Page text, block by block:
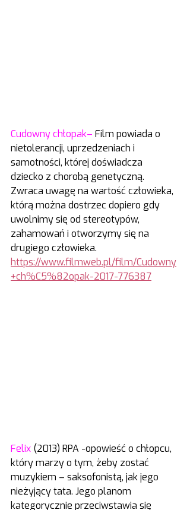
Cudowny chłopak– Film powiada o
nietolerancji, uprzedzeniach i
samotności, której doświadcza
dziecko z chorobą genetyczną.
Zwraca uwagę na wartość człowieka,
którą można dostrzec dopiero gdy
uwolnimy się od stereotypów,
zahamowań i otworzymy się na
drugiego człowieka.
https://www.filmweb.pl/film/Cudowny
+ch%C5%82opak-2017-776387
Felix (2013) RPA -opowieść o chłopcu,
który marzy o tym, żeby zostać
muzykiem – saksofonistą, jak jego
nieżyjący tata. Jego planom
kategorycznie przeciwstawia się